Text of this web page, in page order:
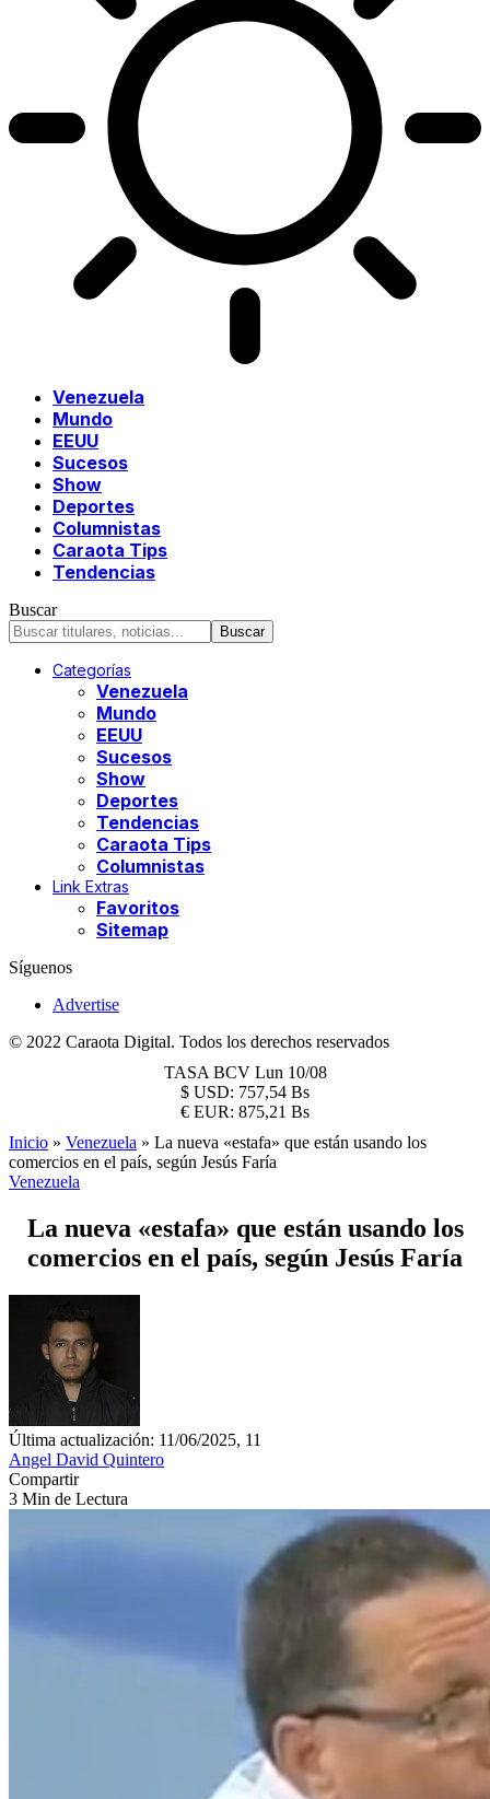
Venezuela
Mundo
EEUU
Sucesos
Show
Deportes
Columnistas
Caraota Tips
Tendencias
Buscar
Categorías
Venezuela
Mundo
EEUU
Sucesos
Show
Deportes
Tendencias
Caraota Tips
Columnistas
Link Extras
Favoritos
Sitemap
Síguenos
Advertise
© 2022 Caraota Digital. Todos los derechos reservados
TASA BCV Lun 10/08
$ USD: 757,54 Bs
€ EUR: 875,21 Bs
Inicio » Venezuela » La nueva «estafa» que están usando los
comercios en el país, según Jesús Faría
Venezuela
La nueva «estafa» que están usando los
comercios en el país, según Jesús Faría
Última actualización: 11/06/2025, 11
Angel David Quintero
Compartir
3 Min de Lectura